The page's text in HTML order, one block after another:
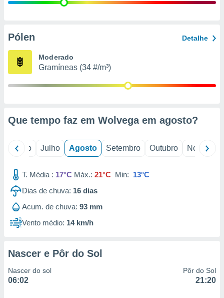
e
Pólen Detalhe
Moderado
Gramíneas (34 #/m³)
Que tempo faz em Wolvega em agosto?
Junho Julho Agosto Setembro Outubro Novembro
T. Média : 17°C Máx.: 21°C Min: 13°C
Dias de chuva: 16 dias
Acum. de chuva: 93 mm
Vento médio: 14 km/h
Nascer e Pôr do Sol
Nascer do sol
06:02
Pôr do Sol
21:20